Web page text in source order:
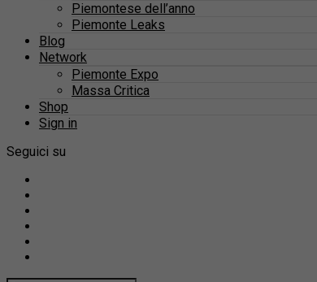
Piemontese dell’anno
Piemonte Leaks
Blog
Network
Piemonte Expo
Massa Critica
Shop
Sign in
Seguici su